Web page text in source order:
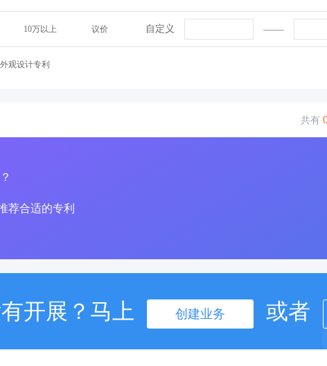
10万以上 议价 自定义
外观设计专利
共有
荐合适的专利
开展？马上 创建业务 或者